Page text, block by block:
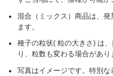
混合（ミックス）商品は、
ます。
種子の粒状( 粒の大きさ) は
り、粒数も変わる場合があり
写真はイメージです。特別